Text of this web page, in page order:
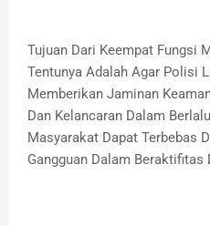
Tujuan Dari Keempat Fungsi
Tentunya Adalah Agar Polisi
Memberikan Jaminan
Dan Kelancaran Dalam
Masyarakat Dapat Terbebas
Gangguan Dalam Beraktifitas